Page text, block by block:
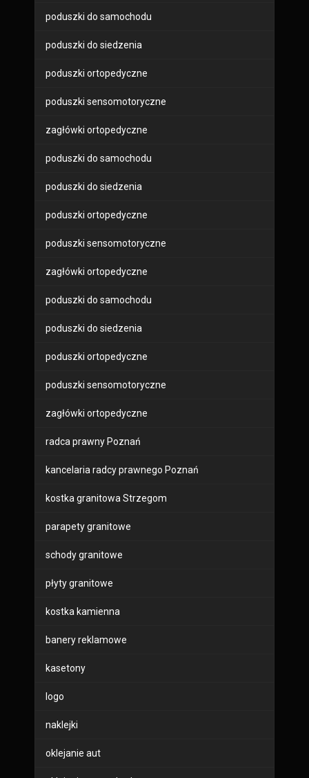
poduszki do samochodu
poduszki do siedzenia
poduszki ortopedyczne
poduszki sensomotoryczne
zagłówki ortopedyczne
poduszki do samochodu
poduszki do siedzenia
poduszki ortopedyczne
poduszki sensomotoryczne
zagłówki ortopedyczne
poduszki do samochodu
poduszki do siedzenia
poduszki ortopedyczne
poduszki sensomotoryczne
zagłówki ortopedyczne
radca prawny Poznań
kancelaria radcy prawnego Poznań
kostka granitowa Strzegom
parapety granitowe
schody granitowe
płyty granitowe
kostka kamienna
banery reklamowe
kasetony
logo
naklejki
oklejanie aut